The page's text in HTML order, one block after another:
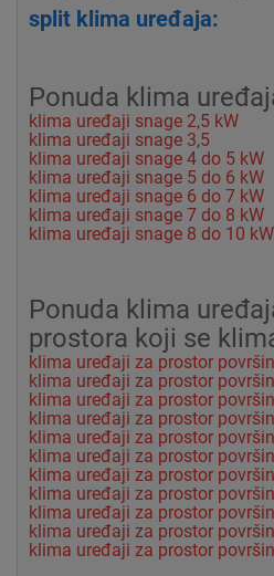
split klima uređaja:
Ponuda klima
klima uređaji snage 2,5 kW
klima uređaji snage 3,5
klima uređaji snage 4 do 5 kW
klima uređaji snage 5 do 6 kW
klima uređaji snage 6 do 7 kW
klima uređaji snage 7 do 8 kW
klima uređaji snage 8 do 10 kW
Ponuda klima
prostora koji se
klima uređaji za prostor
klima uređaji za prostor
klima uređaji za prostor
klima uređaji za prostor
klima uređaji za prostor
klima uređaji za prostor
klima uređaji za prostor
klima uređaji za prostor
klima uređaji za prostor
klima uređaji za prostor
klima uređaji za prostor